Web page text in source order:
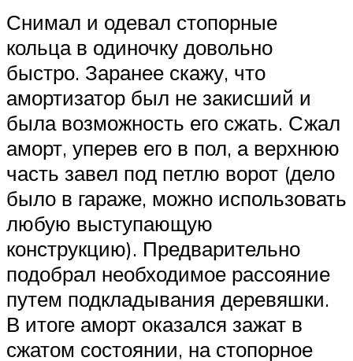
Снимал и одевал стопорные
кольца в одиночку довольно
быстро. Заранее скажу, что
амортизатор был не закисший и
была возможность его сжать. Сжал
аморт, уперев его в пол, а верхнюю
часть завел под петлю ворот (дело
было в гараже, можно использовать
любую выступающую
конструкцию). Предварительно
подобрал необходимое рассояние
путем подкладывания деревяшки.
В итоге аморт оказался зажат в
сжатом состоянии, на стопорное